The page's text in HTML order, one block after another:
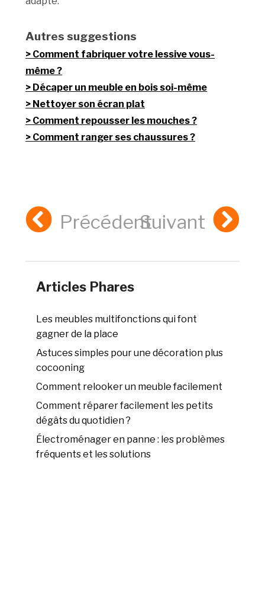
Autres suggestions
Comment fabriquer votre lessive vous-
même ?
Décaper un meuble en bois soi-même
Nettoyer son écran plat
Comment repousser les mouches ?
Comment ranger ses chaussures ?
PrécédentSuivant
Articles Phares
Les meubles multifonctions qui font
gagner de la place
Astuces simples pour une décoration plus
cocooning
Comment relooker un meuble facilement
Comment réparer facilement les petits
dégâts du quotidien ?
Électroménager en panne : les problèmes
fréquents et les solutions